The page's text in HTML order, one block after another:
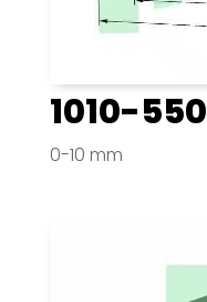
1010-550
0-10 mm